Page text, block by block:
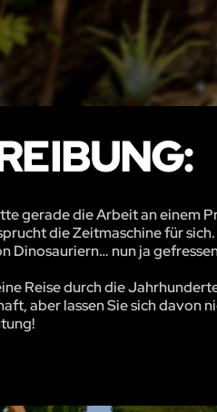
gerade die Arbeit an einem
die Zeitmaschine für
Dinosauriern… nun ja
Reise durch die
aber lassen Sie sich davon